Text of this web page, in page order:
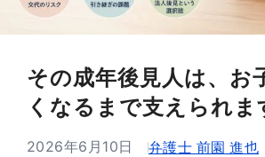
その成年後見人は、お
くなるまで支えられま
2026年6月10日 弁護士 前園 進也